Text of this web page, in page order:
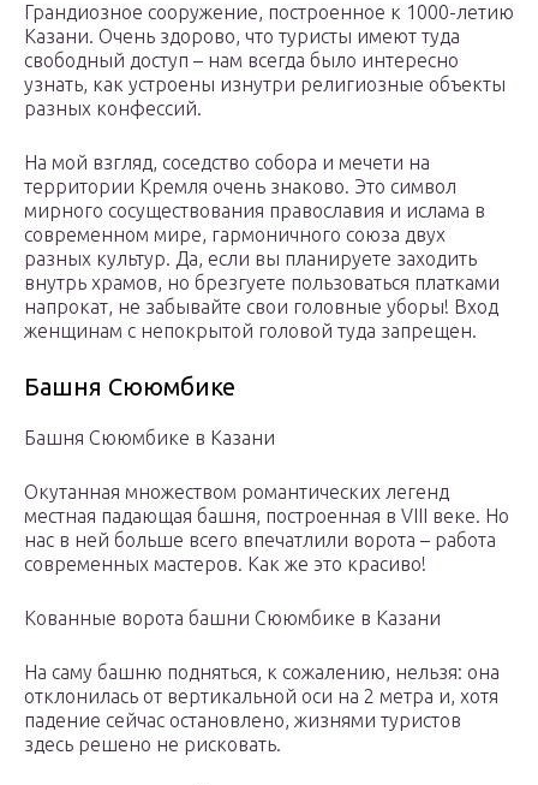
Грандиозное сооружение, построенное к 1000-летию
Казани. Очень здорово, что туристы имеют туда
свободный доступ – нам всегда было интересно
узнать, как устроены изнутри религиозные объекты
разных конфессий.
На мой взгляд, соседство собора и мечети на
территории Кремля очень знаково. Это символ
мирного сосуществования православия и ислама в
современном мире, гармоничного союза двух
разных культур. Да, если вы планируете заходить
внутрь храмов, но брезгуете пользоваться платками
напрокат, не забывайте свои головные уборы! Вход
женщинам с непокрытой головой туда запрещен.
Башня Сююмбике
Башня Сююмбике в Казани
Окутанная множеством романтических легенд
местная падающая башня, построенная в VIII веке. Но
нас в ней больше всего впечатлили ворота – работа
современных мастеров. Как же это красиво!
Кованные ворота башни Сююмбике в Казани
На саму башню подняться, к сожалению, нельзя: она
отклонилась от вертикальной оси на 2 метра и, хотя
падение сейчас остановлено, жизнями туристов
здесь решено не рисковать.